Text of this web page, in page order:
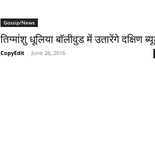
Gossip/News
तिग्मांशु धूलिया बॉलीवुड में उतारेंगे दक्षिण
CopyEdit - June 26, 2016